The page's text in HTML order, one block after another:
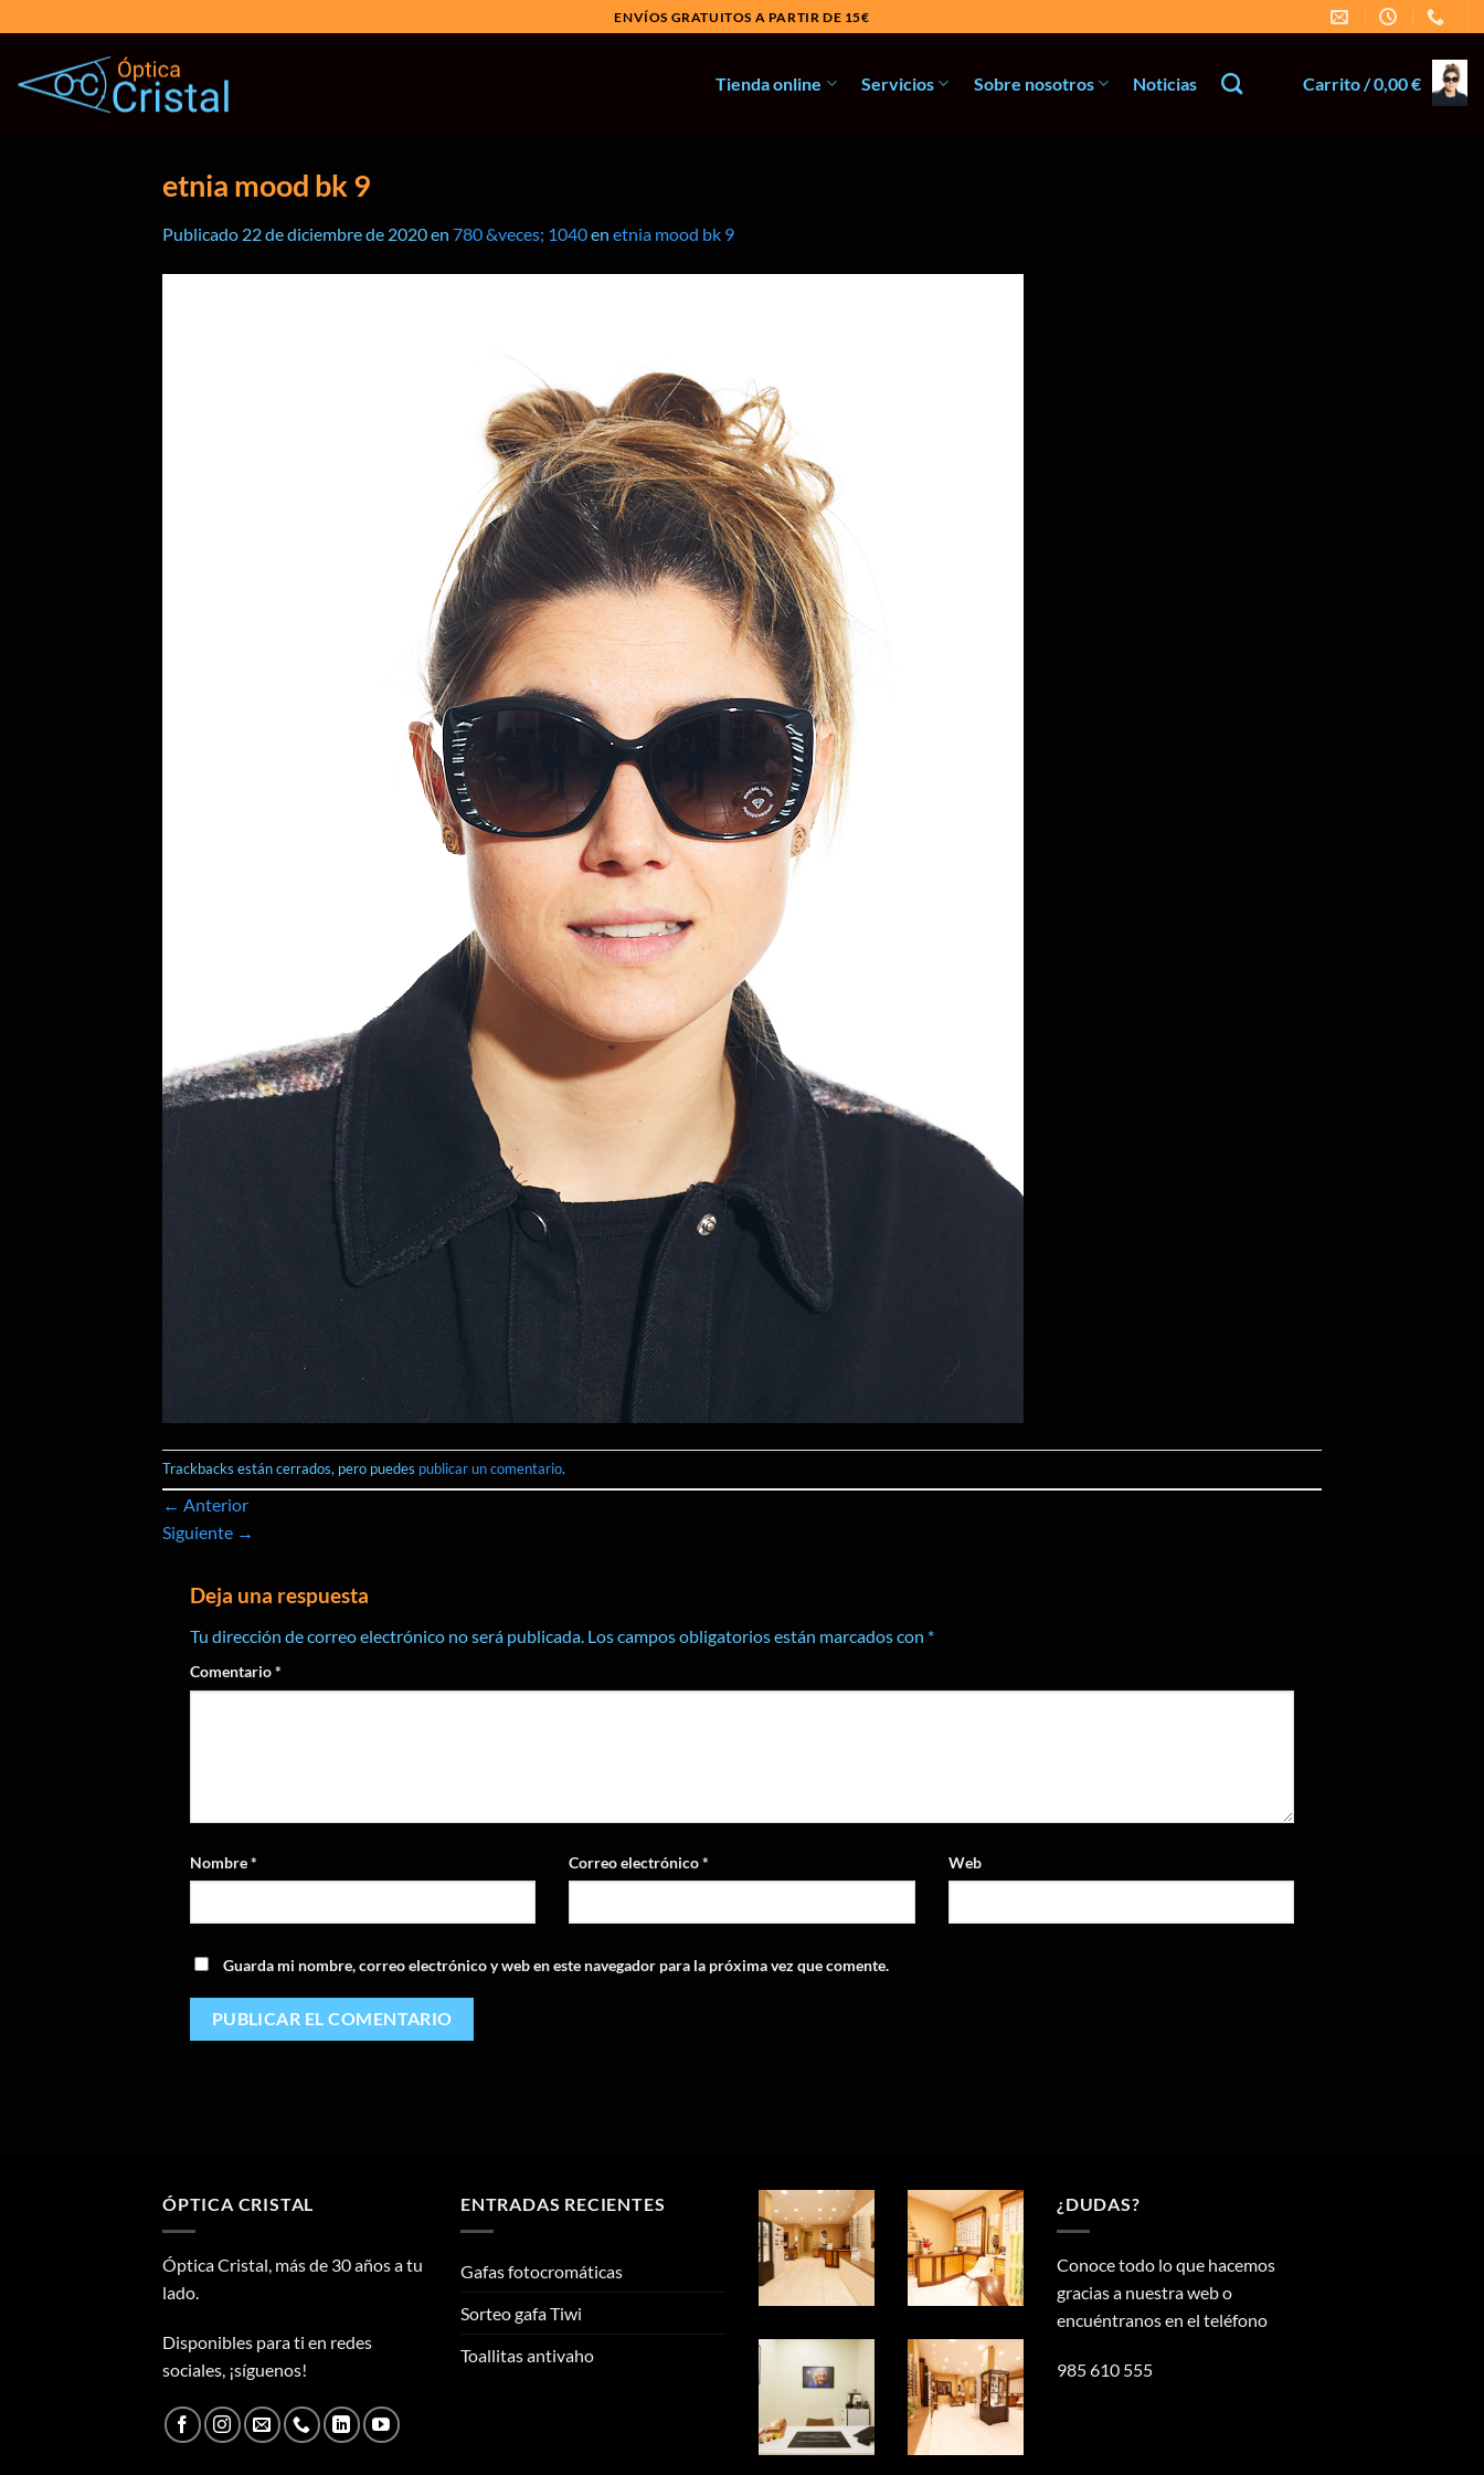
al
contenido
ENVÍOS GRATUITOS A PARTIR DE 15€
Tienda online Servicios Sobre nosotros Noticias Carrito /0,00€
etnia mood bk 9
Publicado 22 de diciembre de 2020en 780 &veces; 1040en etnia mood bk 9
Trackbacks están cerrados, pero puedes publicar un comentario.
← Anterior
Siguiente →
Deja una respuesta
Tu dirección de correo electrónico no será publicada. Los campos obligatorios están marcados con *
Comentario*
Nombre* Correo electrónico* Web
Guarda mi nombre, correo electrónico y web en este navegador para la próxima vez que comente.
ÓPTICA CRISTAL
Óptica Cristal, más de 30 años a tu
lado.
Disponibles para ti en redes
sociales, ¡síguenos!
ENTRADAS RECIENTES
Gafas fotocromáticas
Sorteo gafa Tiwi
Toallitas antivaho
¿DUDAS?
Conoce todo lo que hacemos
gracias a nuestra web o
encuéntranos en el teléfono
985 610 555